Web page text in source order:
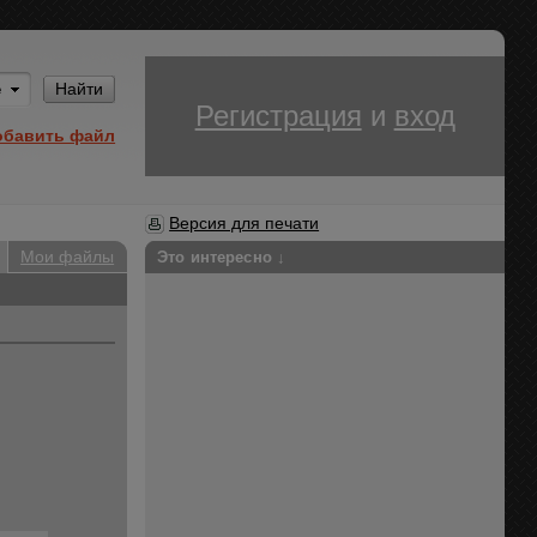
Найти
файл
Регистрация и вход
Версия для печати
Мои файлы
Это интересно ↓